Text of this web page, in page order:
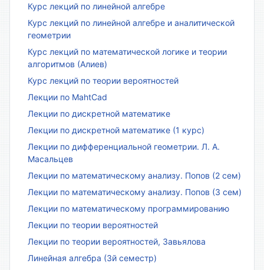
Курс лекций по линейной алгебре
Курс лекций по линейной алгебре и аналитической
геометрии
Курс лекций по математической логике и теории
алгоритмов (Алиев)
Курс лекций по теории вероятностей
Лекции по MahtCad
Лекции по дискретной математике
Лекции по дискретной математике (1 курс)
Лекции по дифференциальной геометрии. Л. А.
Масальцев
Лекции по математическому анализу. Попов (2 сем)
Лекции по математическому анализу. Попов (3 сем)
Лекции по математическому программированию
Лекции по теории вероятностей
Лекции по теории вероятностей, Завьялова
Линейная алгебра (3й семестр)